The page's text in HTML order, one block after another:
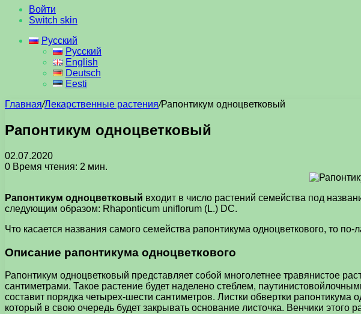
Войти
Switch skin
Русский
Русский
English
Deutsch
Eesti
Главная/Лекарственные растения/Рапонтикум одноцветковый
Рапонтикум одноцветковый
02.07.2020
0 Время чтения: 2 мин.
Рапонтикум одноцветковый входит в число растений семейства под
следующим образом: Rhaponticum uniflorum (L.) DC.
Что касается названия самого семейства рапонтикума одноцветкового, то
Описание рапонтикума одноцветкового
Рапонтикум одноцветковый представляет собой многолетнее травянистое
сантиметрами. Такое растение будет наделено стеблем,
составит порядка четырех-шести сантиметров. Листки обвертки
который в свою очередь будет закрывать основание листочка. Венчики этого